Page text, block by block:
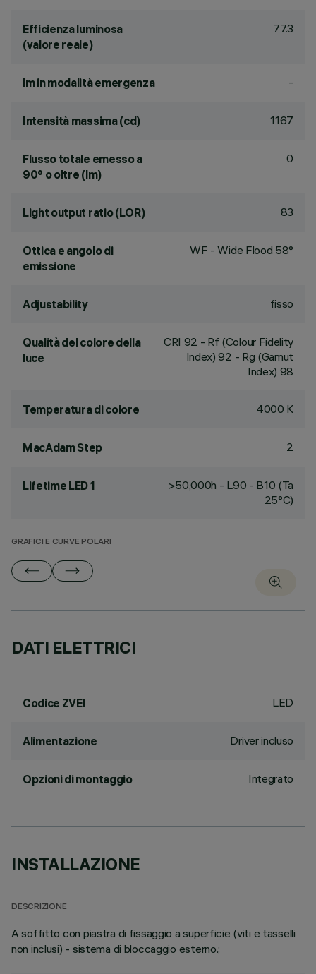
Efficienza luminosa
(valore reale)
77.3
lm in modalità emergenza -
Intensità massima (cd) 1167
Flusso totale emesso a
90° o oltre (lm)
0
Light output ratio (LOR) 83
Ottica e angolo di
emissione
WF - Wide Flood 58°
Adjustability fisso
Qualità del colore della
luce
CRI 92 - Rf (Colour Fidelity
Index) 92 - Rg (Gamut
Index) 98
Temperatura di colore 4000 K
MacAdam Step 2
Lifetime LED 1
>50,000h - L90 - B10 (Ta
25°C)
GRAFICI E CURVE POLARI
DATI ELETTRICI
Codice ZVEI LED
Alimentazione Driver incluso
Opzioni di montaggio Integrato
INSTALLAZIONE
DESCRIZIONE
A soffitto con piastra di fissaggio a superficie (viti e tasselli
non inclusi) - sistema di bloccaggio esterno.;